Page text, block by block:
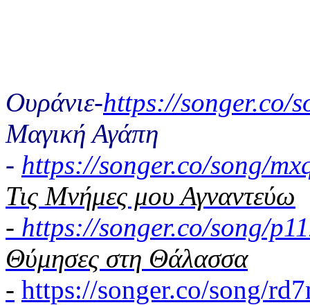
Ουράνιε-https://songer.co/
Μαγική Αγάπη
- https://songer.co/song/
Τις Μνήμες μου Αγναντεύω
- https://songer.co/song/
Θύμησες στη Θάλασσα
- https://songer.co/song/